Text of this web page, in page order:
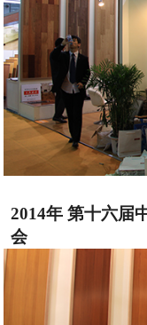
2014年 第十六届
会